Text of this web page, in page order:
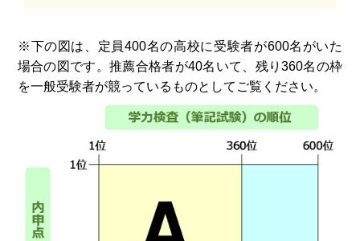
※下の図は、定員400名の高校に受験者が600名がいた
場合の図です。推薦合格者が40名いて、残り360名の枠
を一般受験者が競っているものとしてご覧ください。